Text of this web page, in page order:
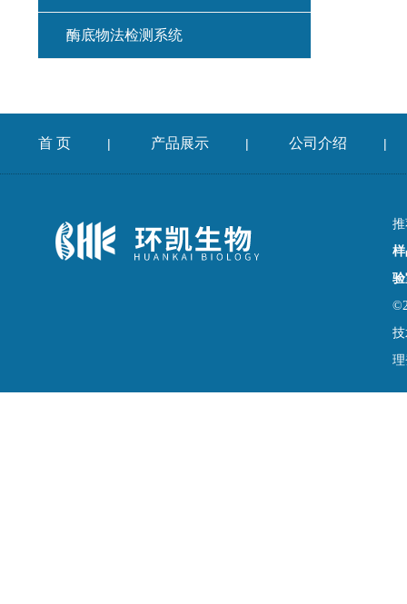
酶底物法检测系统
首 页 | 产品展示 | 公司介绍 |